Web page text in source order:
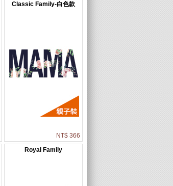
Classic Family-白色款
NT$ 366
Royal Family